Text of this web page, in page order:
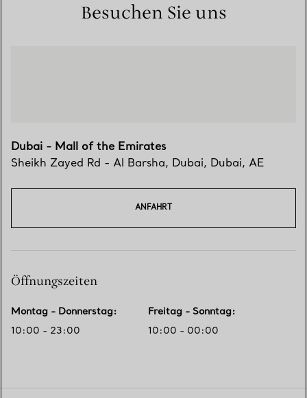
Besuchen Sie uns
Dubai - Mall of the Emirates
Sheikh Zayed Rd - Al Barsha, Dubai, Dubai, AE
ANFAHRT
Öffnungszeiten
Montag - Donnerstag:
10:00 - 23:00
Freitag - Sonntag:
10:00 - 00:00